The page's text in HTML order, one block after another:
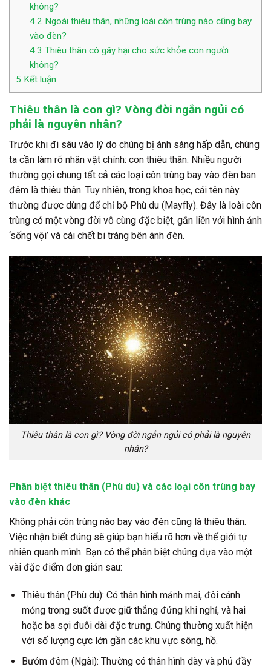
không?
4.2 Ngoài thiêu thân, những loài côn trùng nào cũng bay
vào đèn?
4.3 Thiêu thân có gây hại cho sức khỏe con người
không?
5 Kết luận
Thiêu thân là con gì? Vòng đời ngắn ngủi có
phải là nguyên nhân?
Trước khi đi sâu vào lý do chúng bị ánh sáng hấp dẫn, chúng
ta cần làm rõ nhân vật chính: con thiêu thân. Nhiều người
thường gọi chung tất cả các loại côn trùng bay vào đèn ban
đêm là thiêu thân. Tuy nhiên, trong khoa học, cái tên này
thường được dùng để chỉ bộ Phù du (Mayfly). Đây là loài côn
trùng có một vòng đời vô cùng đặc biệt, gắn liền với hình ảnh
‘sống vội’ và cái chết bi tráng bên ánh đèn.
Thiêu thân là con gì? Vòng đời ngắn ngủi có phải là nguyên
nhân?
Phân biệt thiêu thân (Phù du) và các loại côn trùng bay
vào đèn khác
Không phải côn trùng nào bay vào đèn cũng là thiêu thân.
Việc nhận biết đúng sẽ giúp bạn hiểu rõ hơn về thế giới tự
nhiên quanh mình. Bạn có thể phân biệt chúng dựa vào một
vài đặc điểm đơn giản sau:
Thiêu thân (Phù du): Có thân hình mảnh mai, đôi cánh
mỏng trong suốt được giữ thẳng đứng khi nghỉ, và hai
hoặc ba sợi đuôi dài đặc trưng. Chúng thường xuất hiện
với số lượng cực lớn gần các khu vực sông, hồ.
Bướm đêm (Ngài): Thường có thân hình dày và phủ đầy